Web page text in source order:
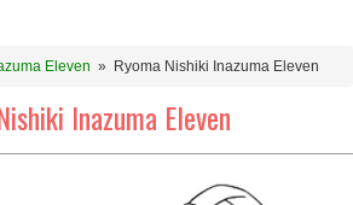
Eleven » Ryoma Nishiki Inazuma Eleven
Inazuma Eleven